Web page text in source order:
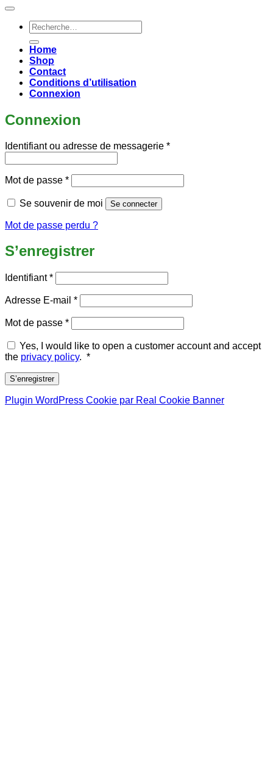
Recherche
pour :
Home
Shop
Contact
Conditions d’utilisation
Connexion
Connexion
Identifiant ou adresse de messagerie *Obligatoire
Mot de passe *Obligatoire
Se souvenir de moi Se connecter
Mot de passe perdu ?
S’enregistrer
Identifiant*Obligatoire
Adresse E-mail *Obligatoire
Mot de passe *Obligatoire
Yes, I would like to open a customer account and accept
the privacy policy. *Required
S’enregistrer
Plugin WordPress Cookie par Real Cookie Banner